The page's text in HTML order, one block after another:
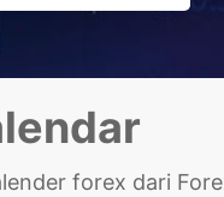
forex dari